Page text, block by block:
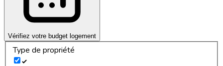
Vérifiez votre budget logement
Type de propriété